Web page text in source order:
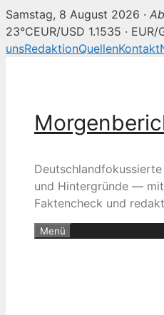
Samstag, 8 August 2026 ·
23°CEUR/USD 1.1535 ·
unsRedaktionQuellenKontakt
und Hintergründe —
Faktencheck und
Menü